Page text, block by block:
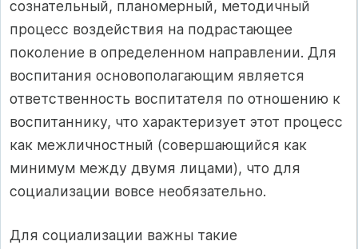
сознательный, планомерный, методичный
процесс воздействия на подрастающее
поколение в определенном направлении. Для
воспитания основополагающим является
ответственность воспитателя по отношению к
воспитаннику, что характеризует этот процесс
как межличностный (совершающийся как
минимум между двумя лицами), что для
социализации вовсе необязательно.
Для социализации важны такие